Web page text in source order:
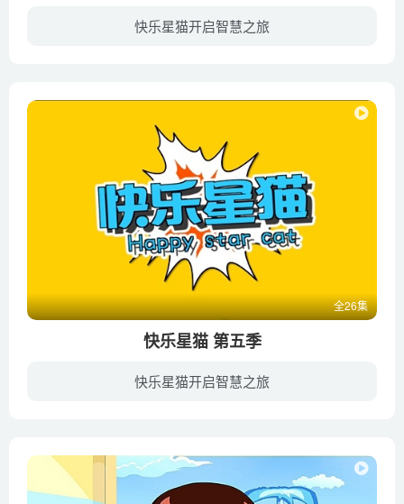
快乐星猫开启智慧之旅
全26集
快乐星猫 第五季
快乐星猫开启智慧之旅